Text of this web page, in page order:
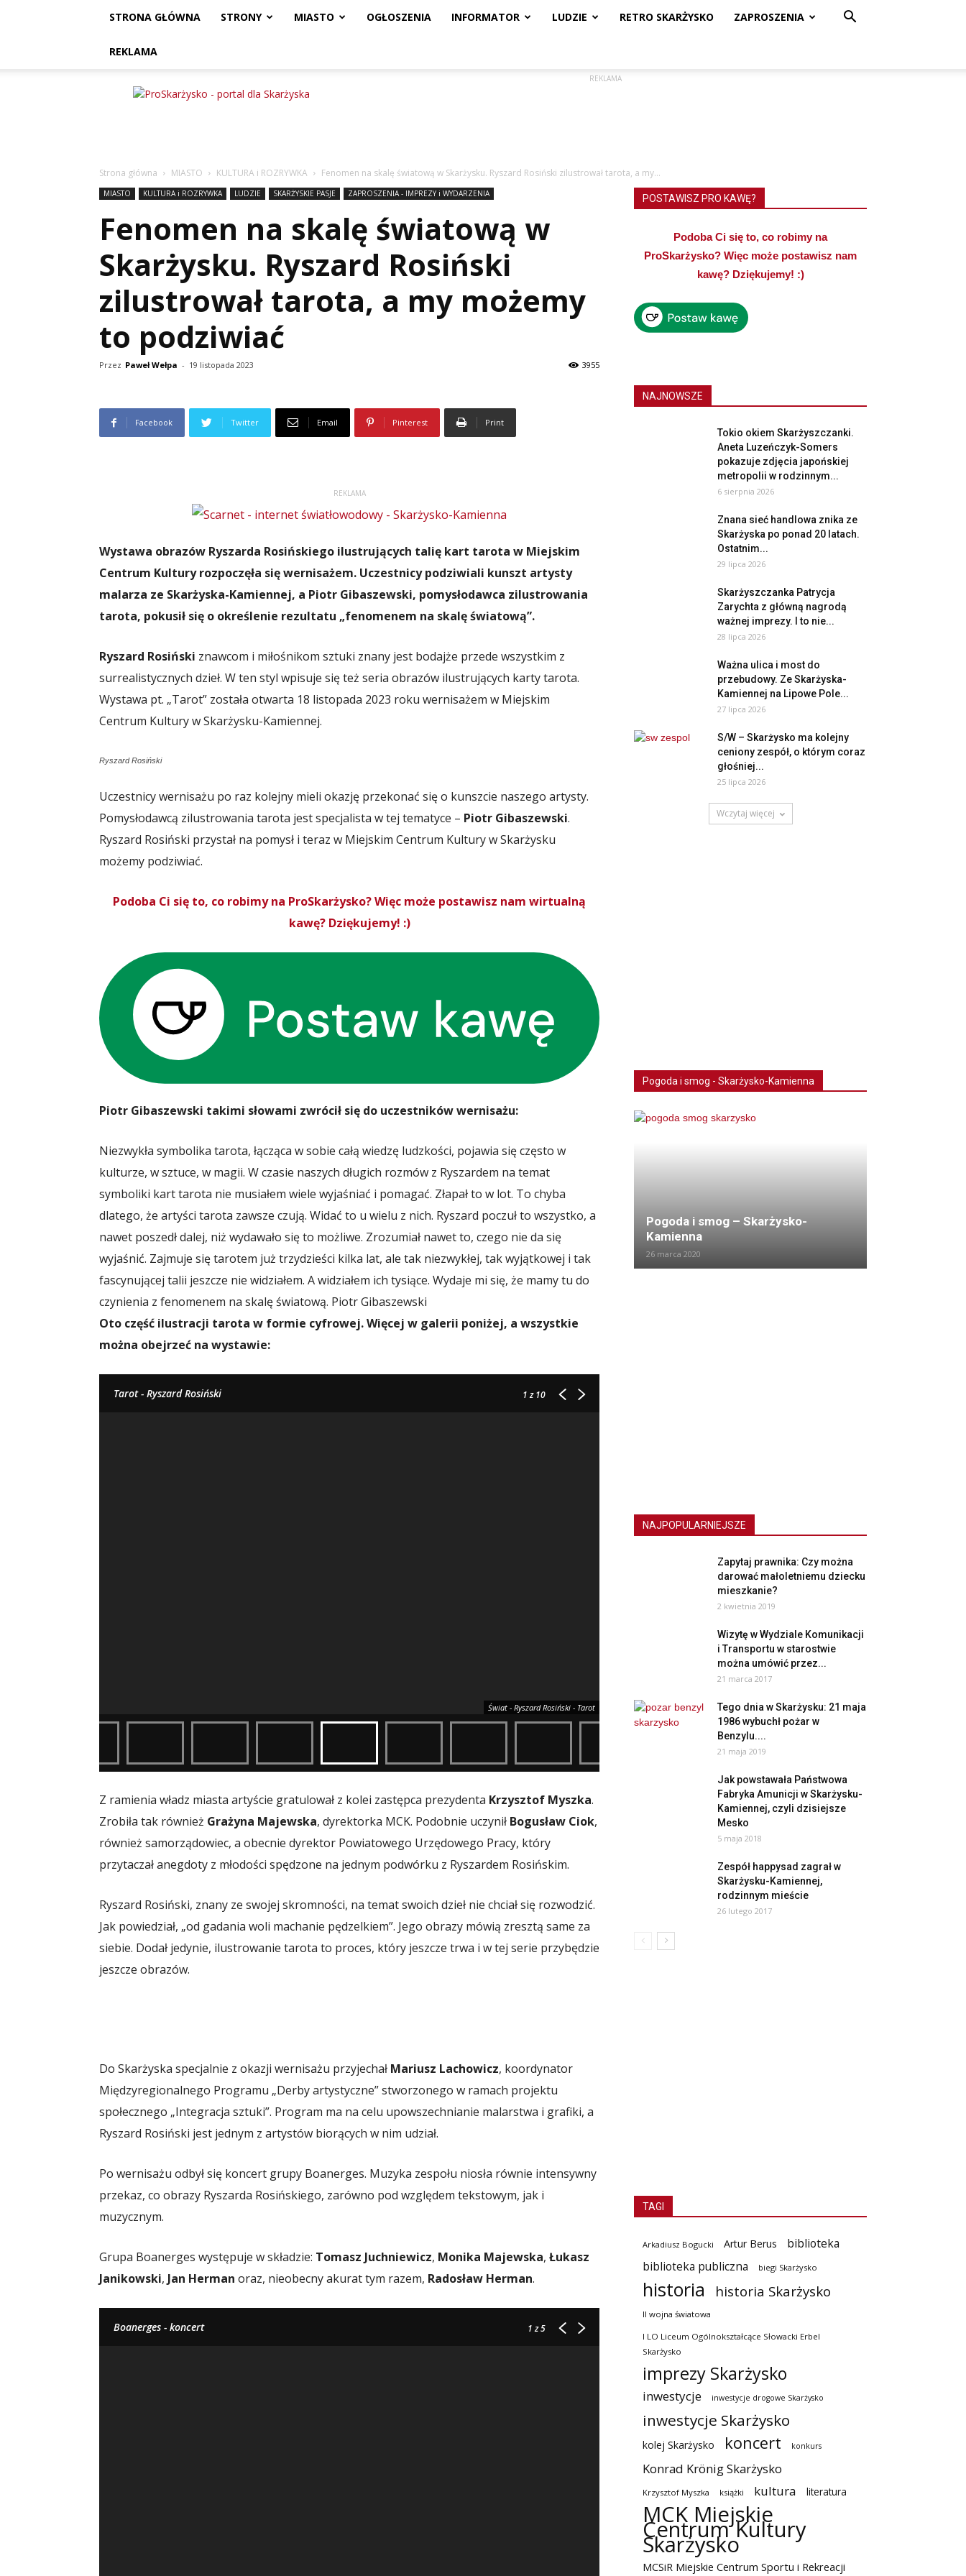
STRONA GŁÓWNA STRONY MIASTO OGŁOSZENIA INFORMATOR LUDZIE RETRO SKARŻYSKO ZAPROSZENIA
REKLAMA
ProSkarżysko
REKLAMA
Strona główna MIASTO KULTURA i ROZRYWKA Fenomen na skalę światową w Skarżysku. Ryszard Rosiński zilustrował tarota, a my...
MIASTO KULTURA i ROZRYWKA LUDZIE SKARŻYSKIE PASJE ZAPROSZENIA - IMPREZY i WYDARZENIA
Fenomen na skalę światową w
Skarżysku. Ryszard Rosiński
zilustrował tarota, a my możemy
to podziwiać
Przez Paweł Wełpa - 19 listopada 2023 3955
Facebook Twitter Email Pinterest Print
REKLAMA
Wystawa obrazów Ryszarda Rosińskiego ilustrujących talię kart tarota w Miejskim
Centrum Kultury rozpoczęła się wernisażem. Uczestnicy podziwiali kunszt artysty
malarza ze Skarżyska-Kamiennej, a Piotr Gibaszewski, pomysłodawca zilustrowania
tarota, pokusił się o określenie rezultatu „fenomenem na skalę światową”.
Ryszard Rosiński znawcom i miłośnikom sztuki znany jest bodajże przede wszystkim z
surrealistycznych dzieł. W ten styl wpisuje się też seria obrazów ilustrujących karty tarota.
Wystawa pt. „Tarot” została otwarta 18 listopada 2023 roku wernisażem w Miejskim
Centrum Kultury w Skarżysku-Kamiennej.
Ryszard Rosiński
Uczestnicy wernisażu po raz kolejny mieli okazję przekonać się o kunszcie naszego artysty.
Pomysłodawcą zilustrowania tarota jest specjalista w tej tematyce – Piotr Gibaszewski.
Ryszard Rosiński przystał na pomysł i teraz w Miejskim Centrum Kultury w Skarżysku
możemy podziwiać.
Podoba Ci się to, co robimy na ProSkarżysko? Więc może postawisz nam wirtualną
kawę? Dziękujemy! :)
Piotr Gibaszewski takimi słowami zwrócił się do uczestników wernisażu:
Niezwykła symbolika tarota, łącząca w sobie całą wiedzę ludzkości, pojawia się często w
kulturze, w sztuce, w magii. W czasie naszych długich rozmów z Ryszardem na temat
symboliki kart tarota nie musiałem wiele wyjaśniać i pomagać. Złapał to w lot. To chyba
dlatego, że artyści tarota zawsze czują. Widać to u wielu z nich. Ryszard poczuł to wszystko, a
nawet poszedł dalej, niż wydawało się to możliwe. Zrozumiał nawet to, czego nie da się
wyjaśnić. Zajmuje się tarotem już trzydzieści kilka lat, ale tak niezwykłej, tak wyjątkowej i tak
fascynującej talii jeszcze nie widziałem. A widziałem ich tysiące. Wydaje mi się, że mamy tu do
czynienia z fenomenem na skalę światową. Piotr Gibaszewski
Oto część ilustracji tarota w formie cyfrowej. Więcej w galerii poniżej, a wszystkie
można obejrzeć na wystawie:
Tarot - Ryszard Rosiński 1z 10
Świat - Ryszard Rosiński - Tarot
Z ramienia władz miasta artyście gratulował z kolei zastępca prezydenta Krzysztof Myszka.
Zrobiła tak również Grażyna Majewska, dyrektorka MCK. Podobnie uczynił Bogusław Ciok,
również samorządowiec, a obecnie dyrektor Powiatowego Urzędowego Pracy, który
przytaczał anegdoty z młodości spędzone na jednym podwórku z Ryszardem Rosińskim.
Ryszard Rosiński, znany ze swojej skromności, na temat swoich dzieł nie chciał się rozwodzić.
Jak powiedział, „od gadania woli machanie pędzelkiem”. Jego obrazy mówią zresztą same za
siebie. Dodał jedynie, ilustrowanie tarota to proces, który jeszcze trwa i w tej serie przybędzie
jeszcze obrazów.
Do Skarżyska specjalnie z okazji wernisażu przyjechał Mariusz Lachowicz, koordynator
Międzyregionalnego Programu „Derby artystyczne” stworzonego w ramach projektu
społecznego „Integracja sztuki”. Program ma na celu upowszechnianie malarstwa i grafiki, a
Ryszard Rosiński jest jednym z artystów biorących w nim udział.
Po wernisażu odbył się koncert grupy Boanerges. Muzyka zespołu niosła równie intensywny
przekaz, co obrazy Ryszarda Rosińskiego, zarówno pod względem tekstowym, jak i
muzycznym.
Grupa Boanerges występuje w składzie: Tomasz Juchniewicz, Monika Majewska, Łukasz
Janikowski, Jan Herman oraz, nieobecny akurat tym razem, Radosław Herman.
Boanerges - koncert 1z 5
POSTAWISZ PRO KAWĘ?
Podoba Ci się to, co robimy na
ProSkarżysko? Więc może postawisz nam
kawę? Dziękujemy! :)
NAJNOWSZE
Tokio okiem Skarżyszczanki.
Aneta Luzeńczyk-Somers
pokazuje zdjęcia japońskiej
metropolii w rodzinnym...
6 sierpnia 2026
Znana sieć handlowa znika ze
Skarżyska po ponad 20 latach.
Ostatnim...
29 lipca 2026
Skarżyszczanka Patrycja
Zarychta z główną nagrodą
ważnej imprezy. I to nie...
28 lipca 2026
Ważna ulica i most do
przebudowy. Ze Skarżyska-
Kamiennej na Lipowe Pole...
27 lipca 2026
S/W – Skarżysko ma kolejny
ceniony zespół, o którym coraz
głośniej...
25 lipca 2026
Wczytaj więcej
Pogoda i smog - Skarżysko-Kamienna
Pogoda i smog – Skarżysko-
Kamienna
26 marca 2020
NAJPOPULARNIEJSZE
Zapytaj prawnika: Czy można
darować małoletniemu dziecku
mieszkanie?
2 kwietnia 2019
Wizytę w Wydziale Komunikacji
i Transportu w starostwie
można umówić przez...
21 marca 2017
Tego dnia w Skarżysku: 21 maja
1986 wybuchł pożar w
Benzylu....
21 maja 2019
Jak powstawała Państwowa
Fabryka Amunicji w Skarżysku-
Kamiennej, czyli dzisiejsze
Mesko
5 maja 2018
Zespół happysad zagrał w
Skarżysku-Kamiennej,
rodzinnym mieście
26 lutego 2017
TAGI
Arkadiusz Bogucki Artur Berus
biblioteka
biblioteka publiczna
biegi Skarżysko
historia historia Skarżysko
II wojna światowa
I LO Liceum Ogólnokształcące Słowacki Erbel
Skarżysko
imprezy Skarżysko
inwestycje inwestycje drogowe Skarżysko
inwestycje Skarżysko
kolej Skarżysko koncert konkurs
Konrad Krönig Skarżysko
Krzysztof Myszka książki kultura literatura
MCK Miejskie
Centrum Kultury
Skarżysko
MCSiR Miejskie Centrum Sportu i Rekreacji